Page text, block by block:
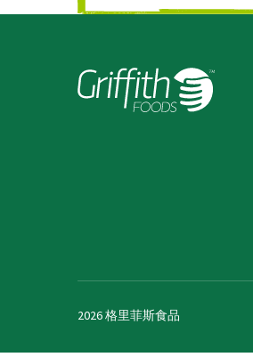
2026 格里菲斯食品